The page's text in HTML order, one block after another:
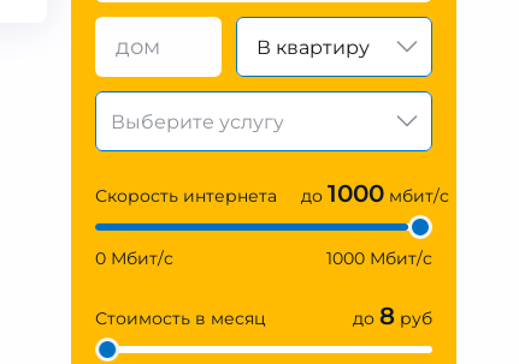
В квартиру
Скорость интернета до 1000 мбит/с
0 Мбит/с 1000 Мбит/с
Стоимость в месяц до 8 руб